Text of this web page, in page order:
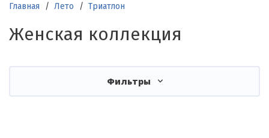
Строка
навигации
Главная Лето Триатлон
Женская коллекция
Фильтры